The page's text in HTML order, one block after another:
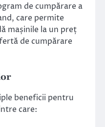
de cumpărare a
care permite
mașinile la un preț
de cumpărare
beneficii pentru
care: